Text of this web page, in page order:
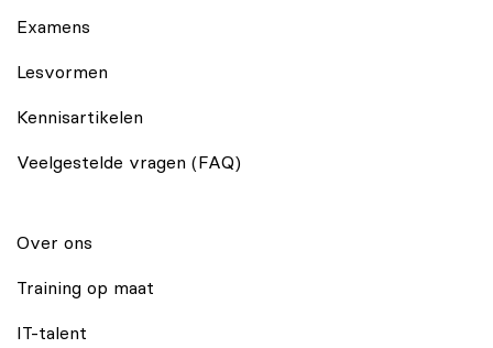
Examens
Lesvormen
Kennisartikelen
Veelgestelde vragen (FAQ)
Over ons
Training op maat
IT-talent